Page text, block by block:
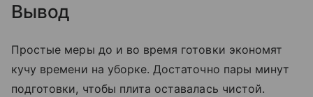
Вывод
Простые меры до и во время готовки экономят
кучу времени на уборке. Достаточно пары минут
подготовки, чтобы плита оставалась чистой.